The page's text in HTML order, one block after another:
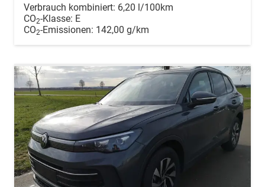
Verbrauch kombiniert: 6,20 l/100km
CO2-Klasse: E
CO2-Emissionen: 142,00 g/km